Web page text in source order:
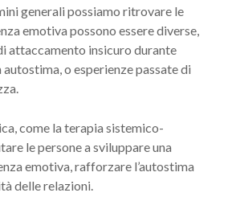
generali possiamo ritrovare le
emotiva possono essere diverse,
attaccamento insicuro durante
autostima, o esperienze passate di
come la terapia sistemico-
le persone a sviluppare una
emotiva, rafforzare l’autostima
delle relazioni.